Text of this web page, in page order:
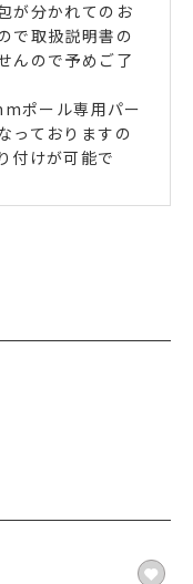
が分かれてのお
で取扱説明書の
んので予めご了
ポール専用パー
っておりますの
付けが可能で